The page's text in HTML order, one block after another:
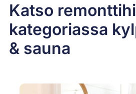
Katso
kategoriassa
& sauna